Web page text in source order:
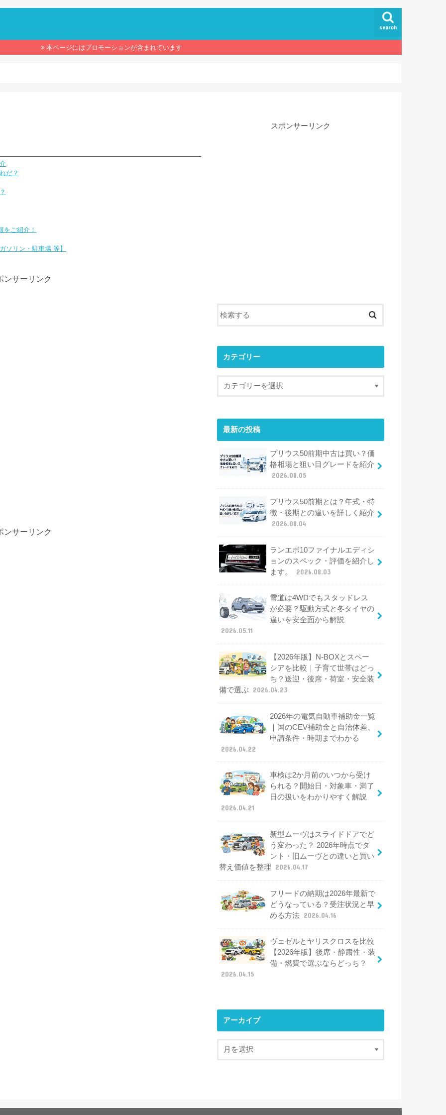
search
本ページにはプロモーションが含まれています
だ？
をご紹介！
ソリン・駐車場 等】
ンサーリンク
ンサーリンク
スポンサーリンク
カテゴリー
最新の投稿
プリウス50前期中古は買い？価
格相場と狙い目グレードを紹介
2026.08.05
プリウス50前期とは？年式・特
徴・後期との違いを詳しく紹介
2026.08.04
ランエボ10ファイナルエディシ
ョンのスペック・評価を紹介し
ます。
2026.08.03
雪道は4WDでもスタッドレス
が必要？駆動方式と冬タイヤの
違いを安全面から解説
2026.05.11
【2026年版】N-BOXとスペー
シアを比較｜子育て世帯はどっ
ち？送迎・後席・荷室・安全装
備で選ぶ
2026.04.23
2026年の電気自動車補助金一覧
｜国のCEV補助金と自治体差、
申請条件・時期までわかる
2026.04.22
車検は2か月前のいつから受け
られる？開始日・対象車・満了
日の扱いをわかりやすく解説
2026.04.21
新型ムーヴはスライドドアでど
う変わった？ 2026年時点でタ
ント・旧ムーヴとの違いと買い
替え価値を整理
2026.04.17
フリードの納期は2026年最新で
どうなっている？受注状況と早
める方法 2026.04.16
ヴェゼルとヤリスクロスを比較
【2026年版】後席・静粛性・装
備・燃費で選ぶならどっち？
2026.04.15
アーカイブ